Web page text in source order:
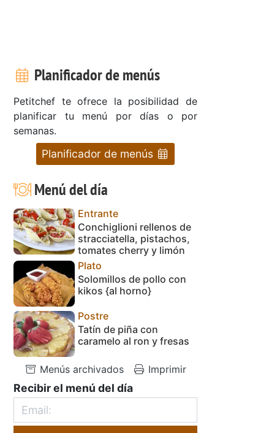
Planificador de menús
Petitchef te ofrece la posibilidad de
planificar tu menú por días o por
semanas.
Planificador de menús
Menú del día
Entrante
Conchiglioni rellenos de
stracciatella, pistachos,
tomates cherry y limón
Plato
Solomillos de pollo con
kikos {al horno}
Postre
Tatín de piña con
caramelo al ron y fresas
Menús archivados Imprimir
Recibir el menú del día